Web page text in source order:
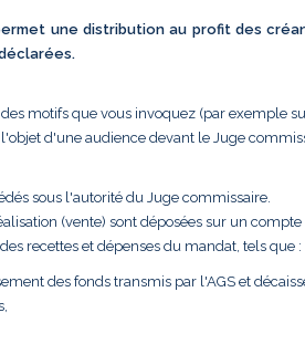
une distribution au profit des
motifs que vous invoquez (par exemple
l'objet d'une audience devant le Juge
sous l'autorité du Juge commissaire.
(vente) sont déposées sur un
recettes et dépenses du mandat, tels que :
des fonds transmis par l'AGS et